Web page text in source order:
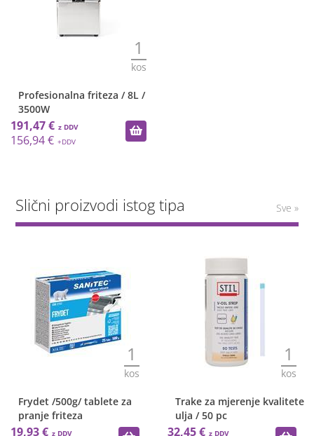
1
kos
Profesionalna friteza / 8L /
3500W
191,47 €
156,94 €
Slični proizvodi istog tipa Sve »
1
kos
Frydet /500g/ tablete za
pranje friteza
19,93 €
1
kos
Trake za mjerenje kvalitete
ulja / 50 pc
32,45 €